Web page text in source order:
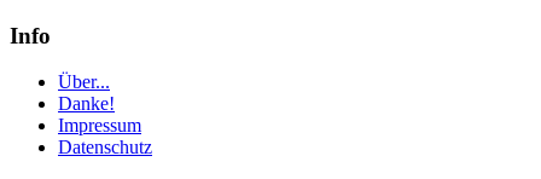
Info
Über...
Danke!
Impressum
Datenschutz